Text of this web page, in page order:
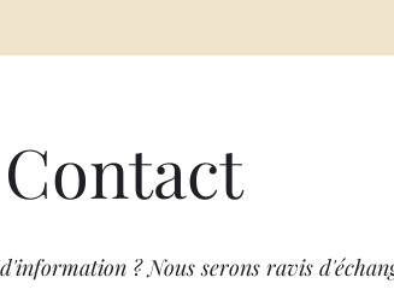
Contact
? Nous serons ravis